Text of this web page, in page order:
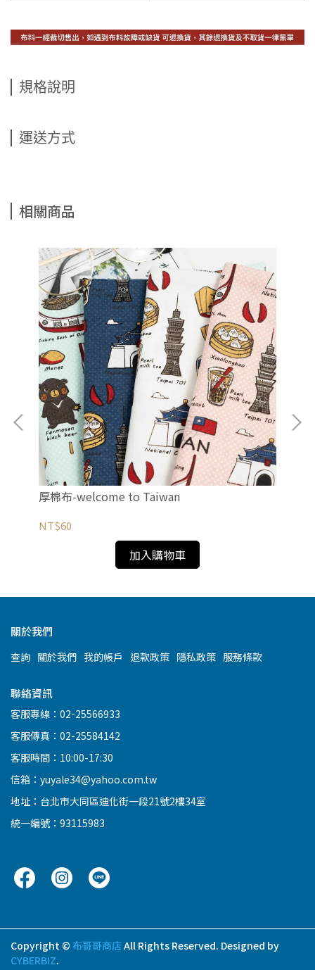
規格說明
運送方式
相關商品
厚棉布-welcome to Taiwan
NT$60
加入購物車
關於我們
查詢 關於我們 我的帳戶 退款政策 隱私政策 服務條款
聯絡資訊
客服專線：02-25566933
客服傳真：02-25584142
客服時間：10:00-17:30
信箱：yuyale34@yahoo.com.tw
地址：台北市大同區迪化街一段21號2樓34室
統一編號：93115983
Copyright © 布哥哥商店All Rights Reserved. Designed by
CYBERBIZ.